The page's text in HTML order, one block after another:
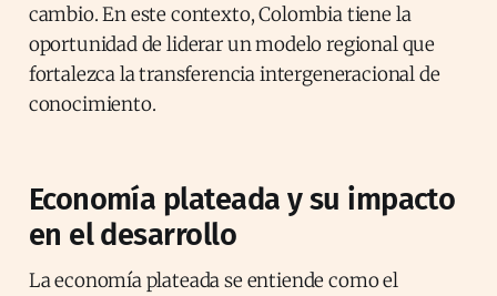
cambio. En este contexto, Colombia tiene la
oportunidad de liderar un modelo regional que
fortalezca la transferencia intergeneracional de
conocimiento.
Economía plateada y su impacto
en el desarrollo
La economía plateada se entiende como el